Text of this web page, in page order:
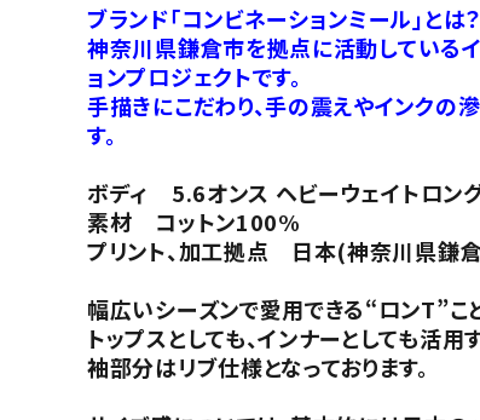
ブランド「コンビネーションミール」とは？
神奈川県鎌倉市を拠点に活動しているイ
ョンプロジェクトです。
手描きにこだわり、手の震えやインクの
す。
ボディ 5.6オンス ヘビーウェイトロン
素材 コットン100%
プリント、加工拠点 日本(神奈川県鎌
幅広いシーズンで愛用できる“ロンT”こ
トップスとしても、インナーとしても活
袖部分はリブ仕様となっております。